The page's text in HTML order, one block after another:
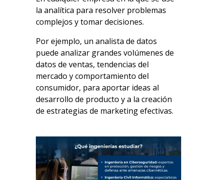
la analítica para resolver problemas
complejos y tomar decisiones.
Por ejemplo, un analista de datos
puede analizar grandes volúmenes de
datos de ventas, tendencias del
mercado y comportamiento del
consumidor, para aportar ideas al
desarrollo de producto y a la creación
de estrategias de marketing efectivas.